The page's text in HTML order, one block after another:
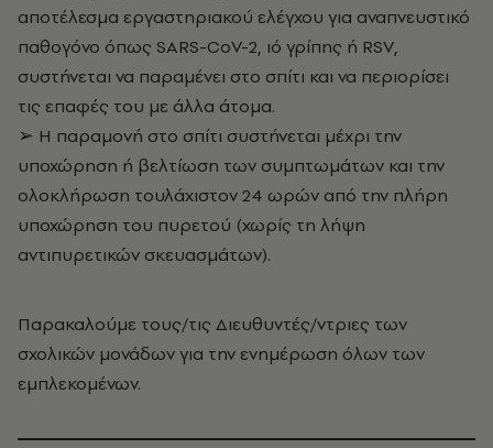
αποτέλεσμα εργαστηριακού ελέγχου για αναπνευστικό
παθογόνο όπως SARS-CoV-2, ιό γρίπης ή RSV,
συστήνεται να παραμένει στο σπίτι και να περιορίσει
τις επαφές του με άλλα άτομα.
➢ Η παραμονή στο σπίτι συστήνεται μέχρι την
υποχώρηση ή βελτίωση των συμπτωμάτων και την
ολοκλήρωση τουλάχιστον 24 ωρών από την πλήρη
υποχώρηση του πυρετού (χωρίς τη λήψη
αντιπυρετικών σκευασμάτων).
Παρακαλούμε τους/τις Διευθυντές/ντριες των
σχολικών μονάδων για την ενημέρωση όλων των
εμπλεκομένων.